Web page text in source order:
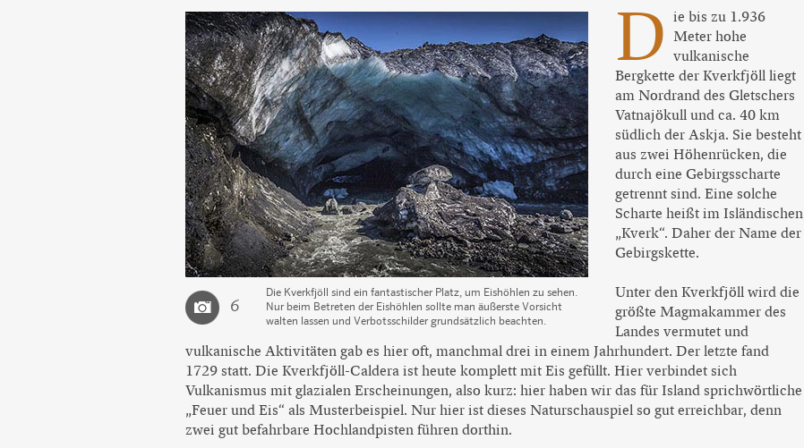
6
Die Kverkfjöll sind ein fantastischer Platz, um Eishöhlen zu sehen.
Nur beim Betreten der Eishöhlen sollte man äußerste Vorsicht
walten lassen und Verbotsschilder grundsätzlich beachten.
D
ie bis zu 1.936
Meter hohe
vulkanische
Bergkette der Kverkfjöll liegt
am Nordrand des Gletschers
Vatnajökull und ca. 40 km
südlich der Askja. Sie besteht
aus zwei Höhenrücken, die
durch eine Gebirgsscharte
getrennt sind. Eine solche
Scharte heißt im Isländischen
„Kverk“. Daher der Name der
Gebirgskette.
Unter den Kverkfjöll wird die
größte Magmakammer des
Landes vermutet und
vulkanische Aktivitäten gab es hier oft, manchmal drei in einem Jahrhundert. Der letzte fand
1729 statt. Die Kverkfjöll-Caldera ist heute komplett mit Eis gefüllt. Hier verbindet sich
Vulkanismus mit glazialen Erscheinungen, also kurz: hier haben wir das für Island sprichwörtliche
„Feuer und Eis“ als Musterbeispiel. Nur hier ist dieses Naturschauspiel so gut erreichbar, denn
zwei gut befahrbare Hochlandpisten führen dorthin.